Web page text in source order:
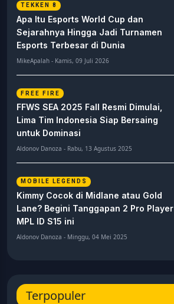
TEKKEN 8
Apa Itu Esports World Cup dan
Sejarahnya Hingga Jadi Turnamen
Esports Terbesar di Dunia
MikeApalah - Kamis, 09 Juli 2026
FREE FIRE
FFWS SEA 2025 Fall Resmi Dimulai,
Lima Tim Indonesia Siap Bersaing
untuk Dominasi
Aldonov Danoza - Rabu, 13 Agustus 2025
MOBILE LEGENDS
Kimmy Cocok di Midlane atau Gold
Lane? Begini Tanggapan 2 Pro Player
MPL ID S15 ini
Aldonov Danoza - Minggu, 04 Mei 2025
Terpopuler